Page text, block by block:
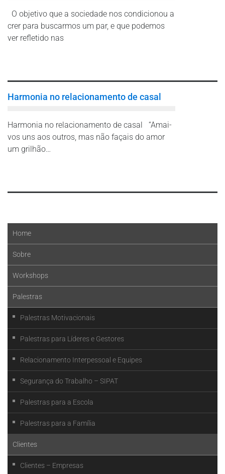
O objetivo que a sociedade nos condicionou a
crer para buscarmos um par, e que podemos
ver refletido nas
Harmonia no relacionamento de casal
Harmonia no relacionamento de casal “Amai-
vos uns aos outros, mas não façais do amor
um grilhão…
Home
Sobre
Workshops
Palestras
Palestras Motivacionais
Palestras para Líderes e Gestores
Relacionamento Interpessoal e Equipes
Segurança do Trabalho – SIPAT
Palestras para a Escola
Palestras para a Família
Clientes
Clientes – Empresas